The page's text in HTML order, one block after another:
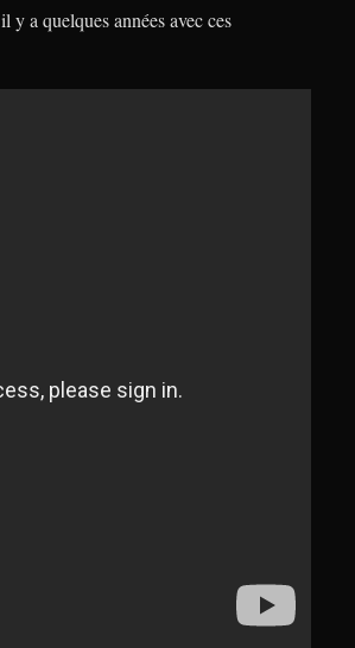
a quelques années avec ces